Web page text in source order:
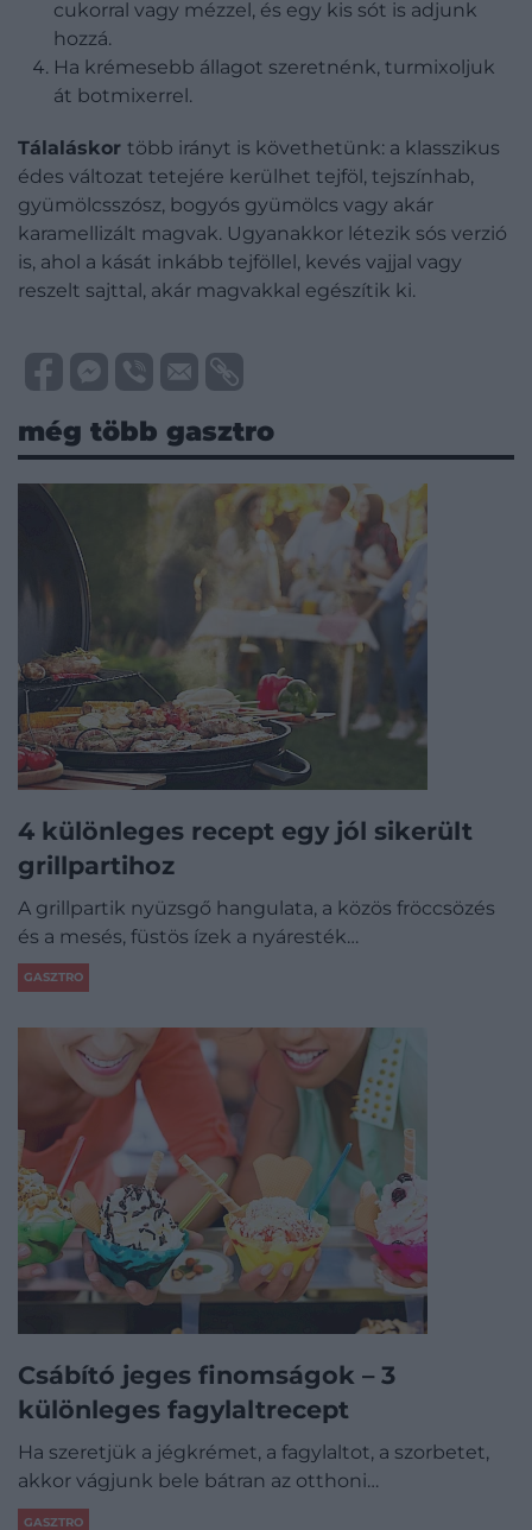
cukorral vagy mézzel, és egy kis sót is adjunk
hozzá.
Ha krémesebb állagot szeretnénk, turmixoljuk
át botmixerrel.
Tálaláskor több irányt is követhetünk: a klasszikus
édes változat tetejére kerülhet tejföl, tejszínhab,
gyümölcsszósz, bogyós gyümölcs vagy akár
karamellizált magvak. Ugyanakkor létezik sós verzió
is, ahol a kását inkább tejföllel, kevés vajjal vagy
reszelt sajttal, akár magvakkal egészítik ki.
még több gasztro
4 különleges recept egy jól sikerült
grillpartihoz
A grillpartik nyüzsgő hangulata, a közös fröccsözés
és a mesés, füstös ízek a nyáresték…
GASZTRO
Csábító jeges finomságok – 3
különleges fagylaltrecept
Ha szeretjük a jégkrémet, a fagylaltot, a szorbetet,
akkor vágjunk bele bátran az otthoni…
GASZTRO